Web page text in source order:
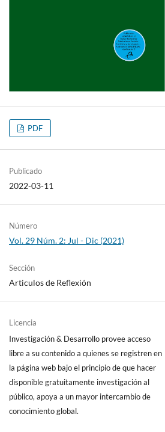
PDF
Publicado
2022-03-11
Número
Vol. 29 Núm. 2: Jul - Dic (2021)
Sección
Articulos de Reflexión
Licencia
Investigación & Desarrollo provee acceso
libre a su contenido a quienes se registren en
la página web bajo el principio de que hacer
disponible gratuitamente investigación al
público, apoya a un mayor intercambio de
conocimiento global.